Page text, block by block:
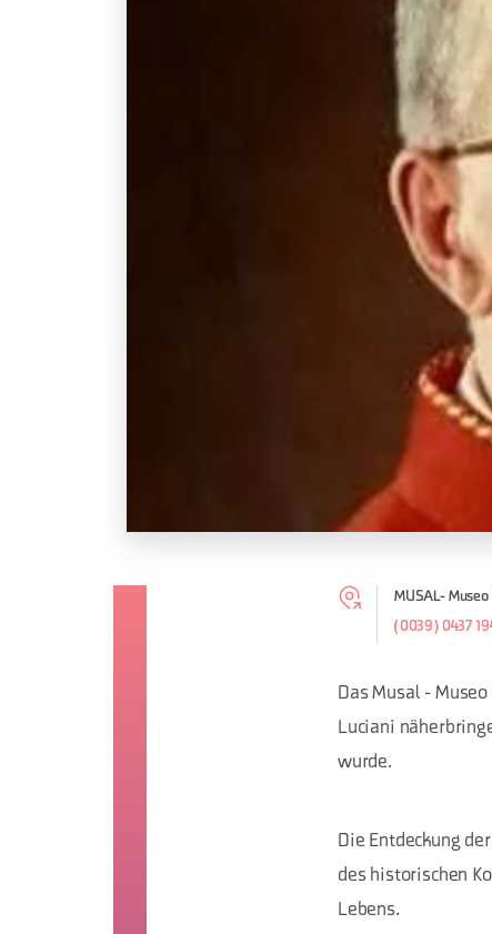
MUSAL-
(0039) 0437
Das Musal -
Luciani
wurde.
Die Entdeckung
des historischen
Lebens.